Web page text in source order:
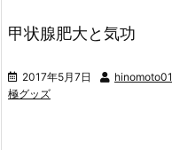
甲状腺肥大と気功
2017年5月7日 hinomoto01
極グッズ